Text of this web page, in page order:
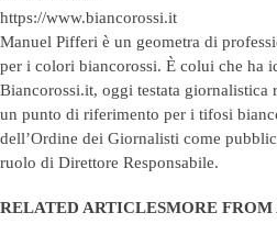
https://www.biancorossi.it
Manuel Pifferi è un geometra di
per i colori biancorossi. È colui che ha
Biancorossi.it, oggi testata giornalistica
un punto di riferimento per i tifosi
dell’Ordine dei Giornalisti come
ruolo di Direttore Responsabile.
RELATED ARTICLESMORE FROM